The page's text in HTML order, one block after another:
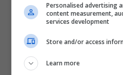
Personalised advertising
content measurement,
services development
Store and/or access
Learn more